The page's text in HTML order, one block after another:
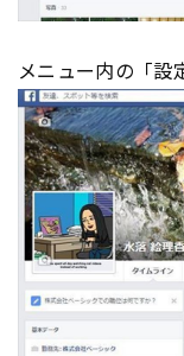
メニュー内の「設